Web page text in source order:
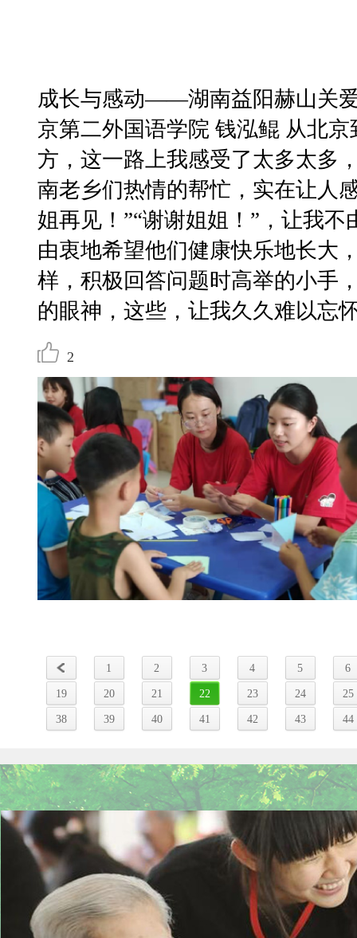
成长与感动——湖南益阳赫山关
京第二外国语学院 钱泓鲲 从北
方，这一路上我感受了太多太多
南老乡们热情的帮忙，实在让人
姐再见！”“谢谢姐姐！”，让我
由衷地希望他们健康快乐地长大
样，积极回答问题时高举的小手
的眼神，这些，让我久久难以忘
2
1 2 3 4 5 6
19 20 21 22 23 24 25
38 39 40 41 42 43 44